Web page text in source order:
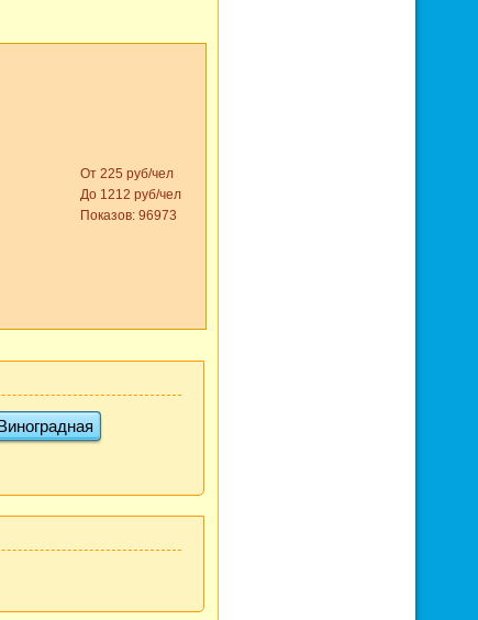
От 225 руб/чел
До 1212 руб/чел
Показов: 96973